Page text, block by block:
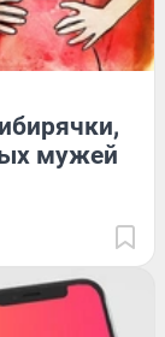
мужей